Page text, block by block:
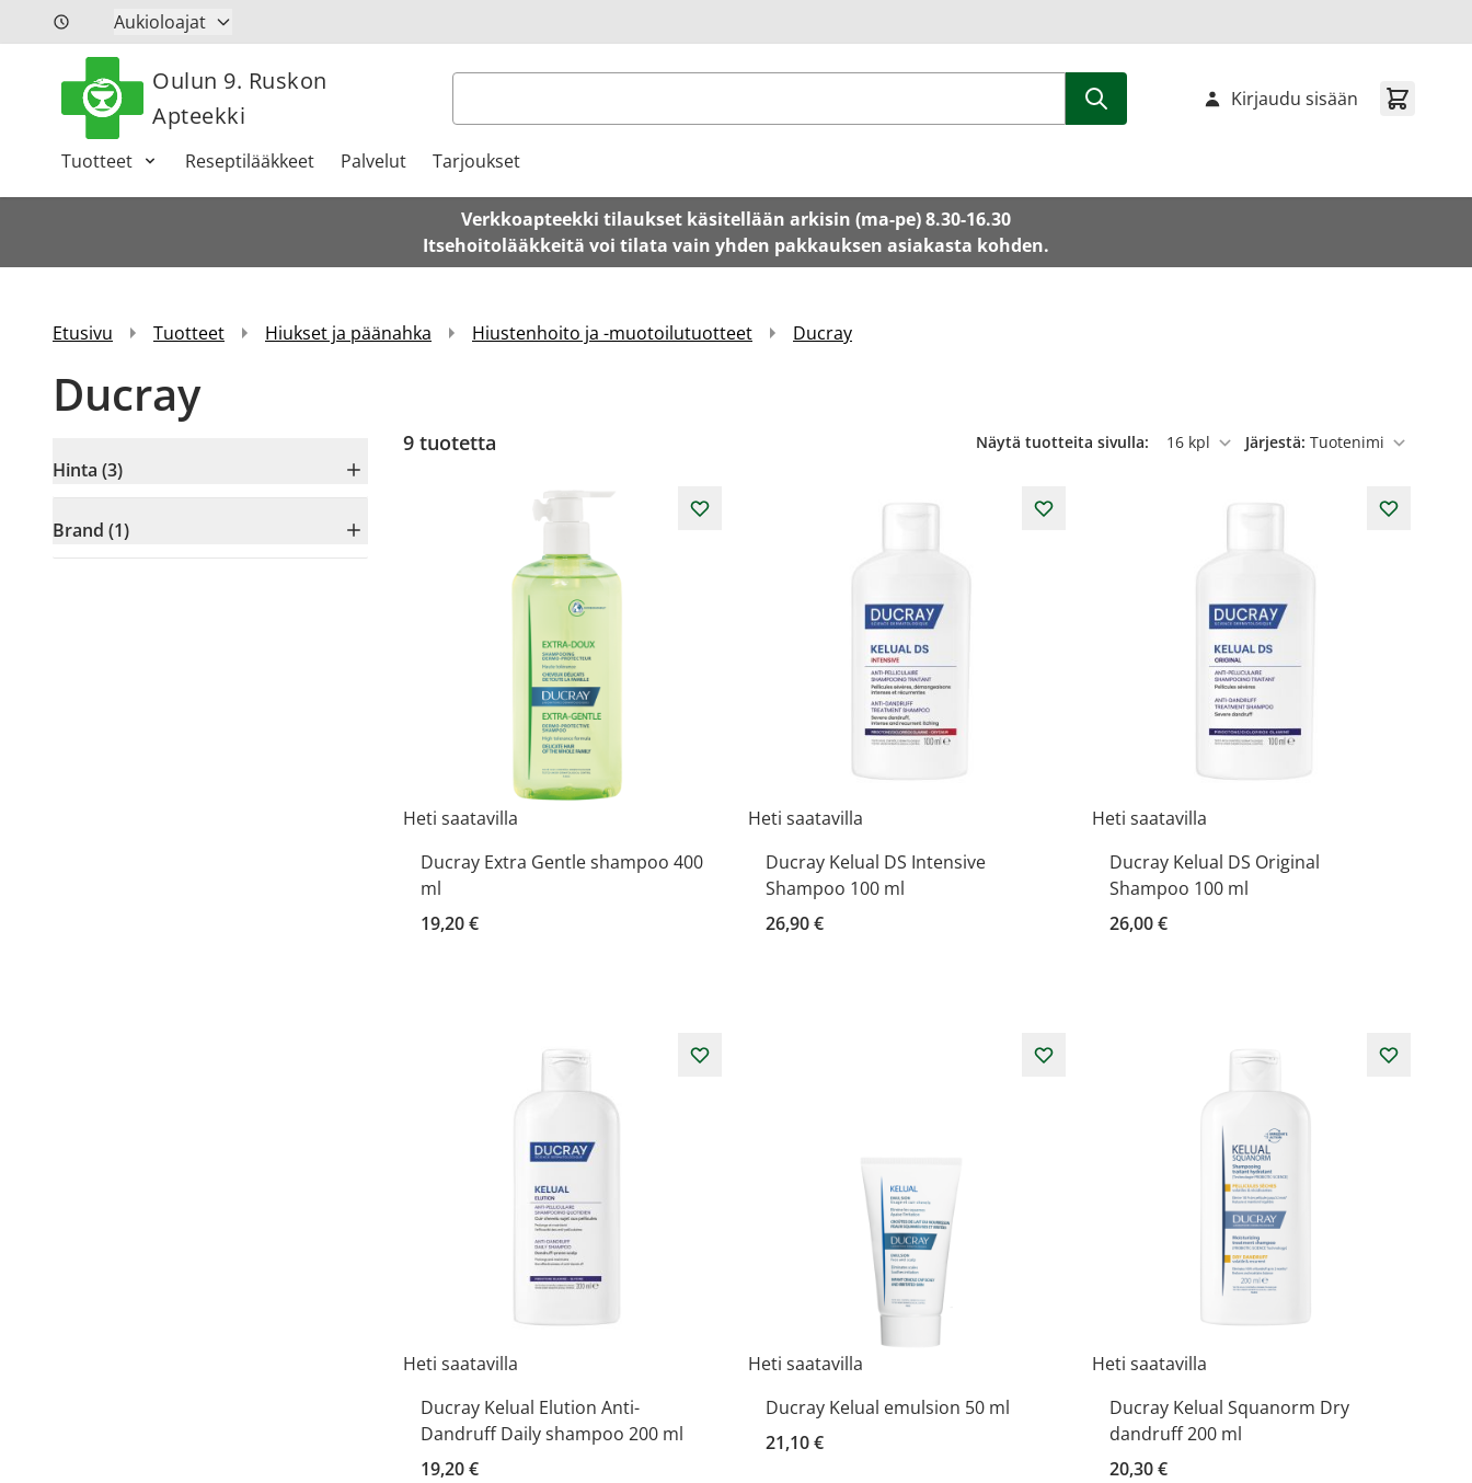
Siirry sisältöönAukioloajat
Oulun 9. Ruskon
Apteekki
Haku
Tuotteet Reseptilääkkeet Palvelut Tarjoukset
Kirjaudu sisään
Verkkoapteekki tilaukset käsitellään arkisin (ma-pe) 8.30-16.30
Itsehoitolääkkeitä voi tilata vain yhden pakkauksen asiakasta kohden.
Etusivu Tuotteet Hiukset ja päänahka Hiustenhoito ja -muotoilutuotteet Ducray
Ducray
Hinta (3)
Brand (1)
9 tuotetta Näytä tuotteita sivulla:
per sivu
Järjestä:
Heti saatavilla
Ducray Extra Gentle shampoo 400
ml
19,20 €
Heti saatavilla
Ducray Kelual DS Intensive
Shampoo 100 ml
26,90 €
Heti saatavilla
Ducray Kelual DS Original
Shampoo 100 ml
26,00 €
Heti saatavilla
Ducray Kelual Elution Anti-
Dandruff Daily shampoo 200 ml
19,20 €
Heti saatavilla
Ducray Kelual emulsion 50 ml
21,10 €
Heti saatavilla
Ducray Kelual Squanorm Dry
dandruff 200 ml
20,30 €